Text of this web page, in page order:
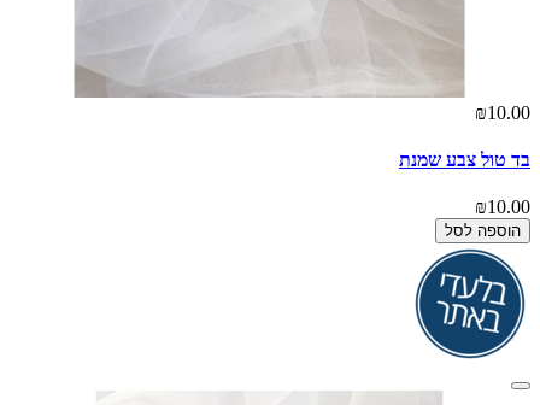
₪10.00
בד טול צבע שמנת
₪10.00
הוספה לסל